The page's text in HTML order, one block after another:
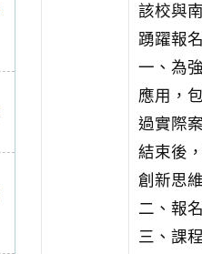
該校與
踴躍報
一、為
應用，
過實際
結束後
創新思
二、報
三、課